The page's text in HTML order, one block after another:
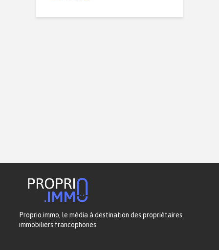
Proprio.immo, le média à destination des propriétaires
immobiliers francophones.